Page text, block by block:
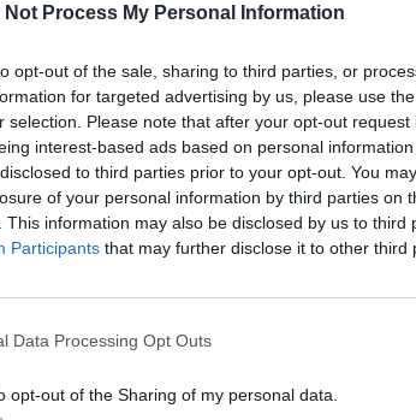
Not Process My Personal Information
opt-out of the sale, sharing to third parties, or
for targeted advertising by us, please use
selection. Please note that after your opt-out
interest-based ads based on personal
to third parties prior to your opt-out. You
of your personal information by third parties on
This information may also be disclosed by us to third
Participants that may further disclose it to other third
Data Processing Opt Outs
opt-out of the Sharing of my personal data.